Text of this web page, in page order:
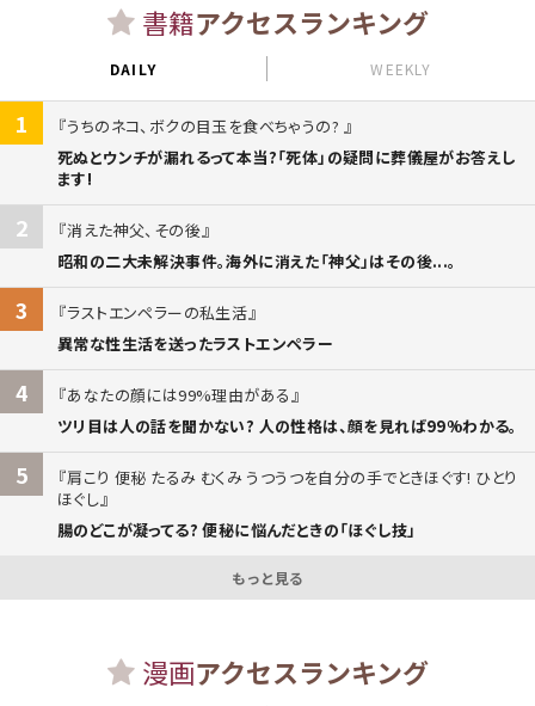
書籍アクセスランキング
DAILY WEEKLY
1
うちのネコ、ボクの目玉を食べちゃうの?
死ぬとウンチが漏れるって本当?「死体」の疑問に葬儀屋がお答えし
ます!
2
消えた神父、その後
昭和の二大未解決事件。海外に消えた「神父」はその後...。
3
ラストエンペラーの私生活
異常な性生活を送ったラストエンペラー
4
あなたの顔には99%理由がある
ツリ目は人の話を聞かない? 人の性格は、顔を見れば99%わかる。
5
肩こり 便秘 たるみ むくみ うつうつを自分の手でときほぐす! ひとり
ほぐし
腸のどこが凝ってる? 便秘に悩んだときの「ほぐし技」
もっと見る
漫画アクセスランキング